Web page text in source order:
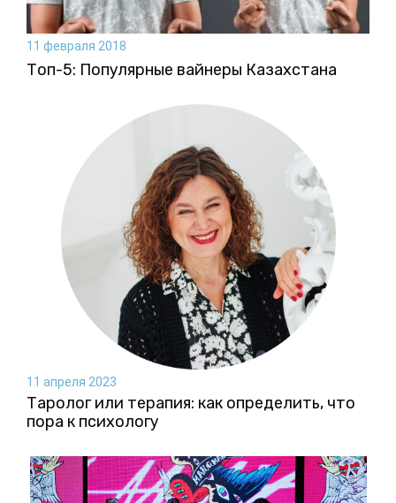
11 февраля 2018
Топ-5: Популярные вайнеры Казахстана
11 апреля 2023
Таролог или терапия: как определить, что
пора к психологу